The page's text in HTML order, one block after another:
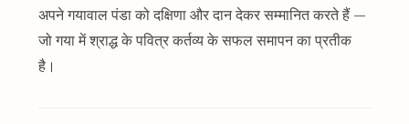
अपने गयावाल पंडा को दक्षिणा और दान देकर सम्मानित करते हैं —
जो गया में श्राद्ध के पवित्र कर्तव्य के सफल समापन का प्रतीक
है।